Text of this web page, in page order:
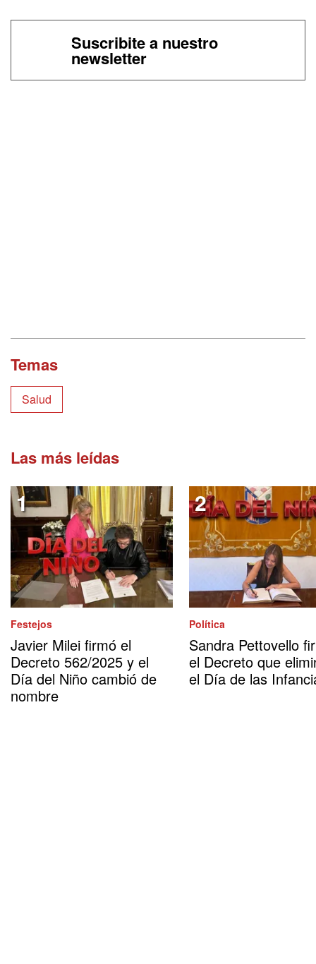
Suscribite a nuestro
newsletter
Temas
Salud
Las más leídas
Festejos
Javier Milei firmó el
Decreto 562/2025 y el
Día del Niño cambió de
nombre
Política
Sandra Pettovello
el Decreto que
el Día de las